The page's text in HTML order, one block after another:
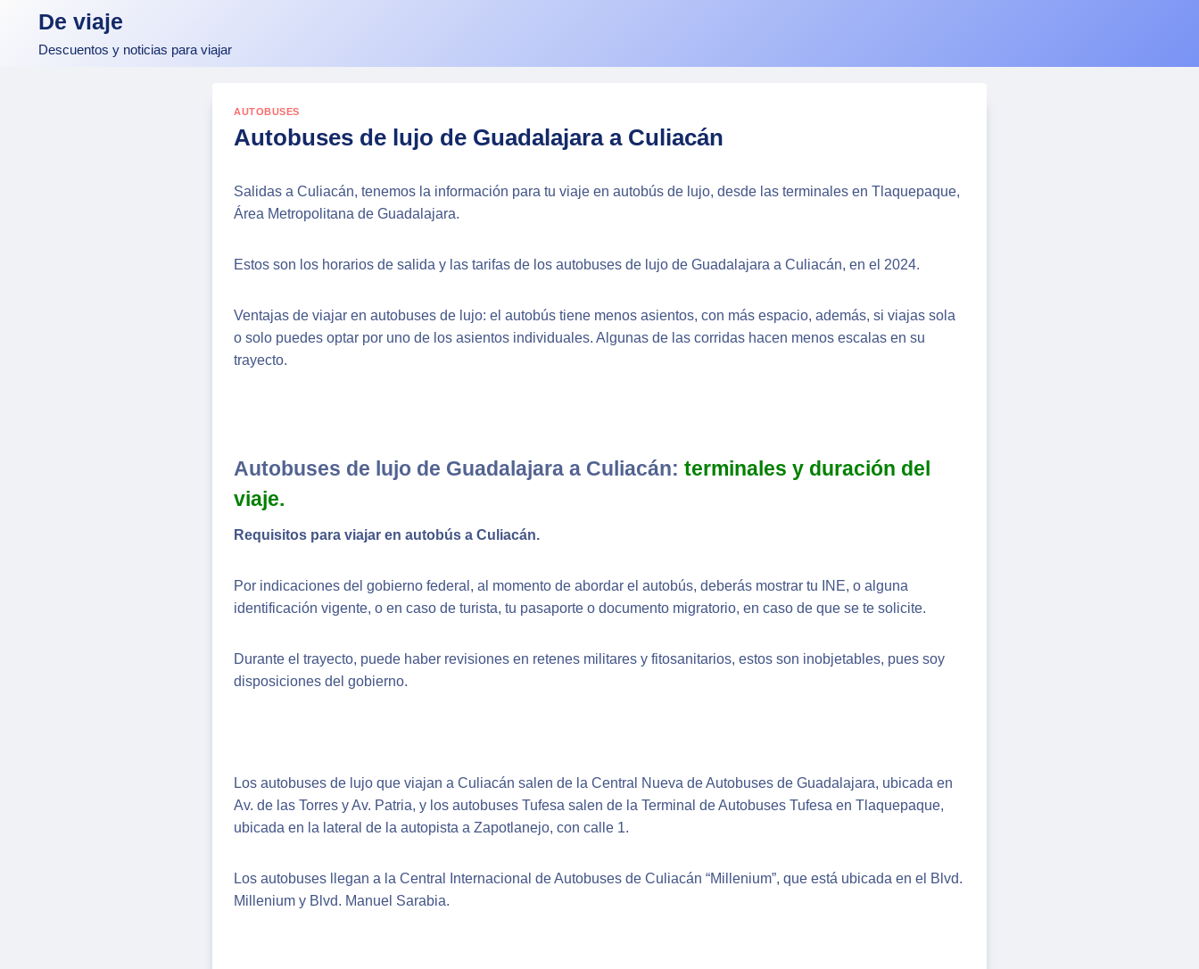
content
De viaje
Descuentos y noticias para viajar
AUTOBUSES
Autobuses de lujo de Guadalajara a Culiacán
Salidas a Culiacán, tenemos la información para tu viaje en autobús de lujo, desde las terminales en Tlaquepaque,
Área Metropolitana de Guadalajara.
Estos son los horarios de salida y las tarifas de los autobuses de lujo de Guadalajara a Culiacán, en el 2024.
Ventajas de viajar en autobuses de lujo: el autobús tiene menos asientos, con más espacio, además, si viajas sola
o solo puedes optar por uno de los asientos individuales. Algunas de las corridas hacen menos escalas en su
trayecto.
Autobuses de lujo de Guadalajara a Culiacán: terminales y duración del
viaje.
Requisitos para viajar en autobús a Culiacán.
Por indicaciones del gobierno federal, al momento de abordar el autobús, deberás mostrar tu INE, o alguna
identificación vigente, o en caso de turista, tu pasaporte o documento migratorio, en caso de que se te solicite.
Durante el trayecto, puede haber revisiones en retenes militares y fitosanitarios, estos son inobjetables, pues soy
disposiciones del gobierno.
Los autobuses de lujo que viajan a Culiacán salen de la Central Nueva de Autobuses de Guadalajara, ubicada en
Av. de las Torres y Av. Patria, y los autobuses Tufesa salen de la Terminal de Autobuses Tufesa en Tlaquepaque,
ubicada en la lateral de la autopista a Zapotlanejo, con calle 1.
Los autobuses llegan a la Central Internacional de Autobuses de Culiacán “Millenium”, que está ubicada en el Blvd.
Millenium y Blvd. Manuel Sarabia.